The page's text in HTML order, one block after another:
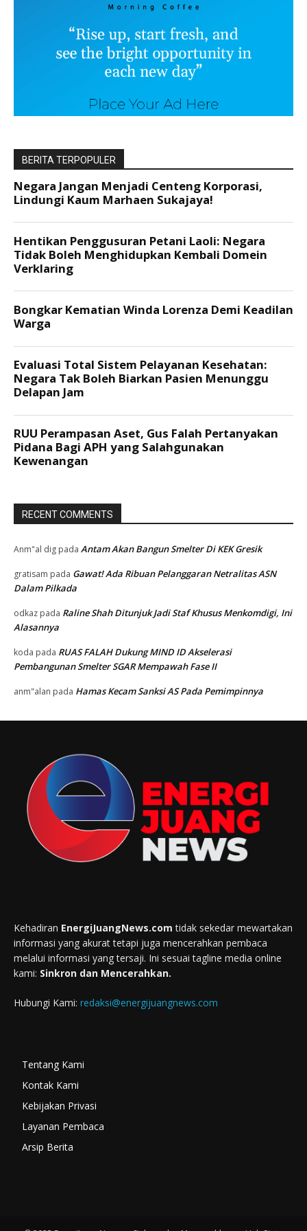
BERITA TERPOPULER
RECENT COMMENTS
Anm"al dig pada Antam Akan Bangun Smelter Di KEK Gresik
gratisam pada Gawat! Ada Ribuan Pelanggaran Netralitas ASN
Dalam Pilkada
odkaz pada Raline Shah Ditunjuk Jadi Staf Khusus Menkomdigi, Ini
Alasannya
koda pada RUAS FALAH Dukung MIND ID Akselerasi
Pembangunan Smelter SGAR Mempawah Fase II
anm"alan pada Hamas Kecam Sanksi AS Pada Pemimpinnya
Kehadiran EnergiJuangNews.com tidak sekedar mewartakan
informasi yang akurat tetapi juga mencerahkan pembaca
melalui informasi yang tersaji. Ini sesuai tagline media online
kami: Sinkron dan Mencerahkan.
Hubungi Kami: redaksi@energijuangnews.com
Tentang Kami
Kontak Kami
Kebijakan Privasi
Layanan Pembaca
Arsip Berita